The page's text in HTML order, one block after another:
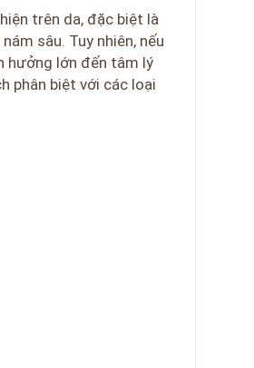
trên da, đặc biệt là
sâu. Tuy nhiên, nếu
hưởng lớn đến tâm lý
phân biệt với các loại